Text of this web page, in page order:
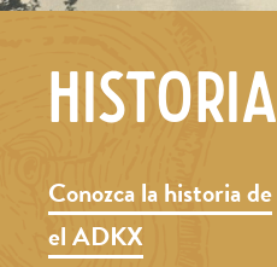
HISTORIA
Conozca la historia de
el ADKX